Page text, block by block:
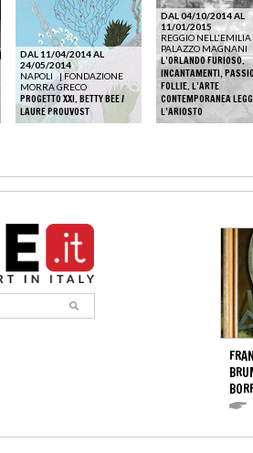
DAL 11/04/2014 AL
24/05/2014
NAPOLI |FONDAZIONE
MORRA GRECO
PROGETTO XXI. BETTY BEE /
LAURE PROUVOST
DAL 04/10/2014 AL
11/01/2015
REGGIO NELL'EMILIA
PALAZZO MAGNANI
L’ORLANDO FURIOSO.
INCANTAMENTI,
FOLLIE. L’ARTE
CONTEMPORANEA
L’ARIOSTO